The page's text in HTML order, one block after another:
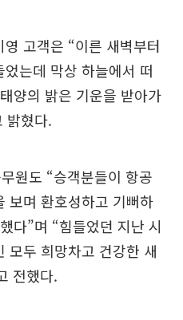
고객은 “이른 새벽부터
는데 막상 하늘에서 떠
양의 밝은 기운을 받아가
밝혔다.
원도 “승객분들이 항공
보며 환호성하고 기뻐하
다”며 “힘들었던 지난 시
모두 희망차고 건강한 새
전했다.